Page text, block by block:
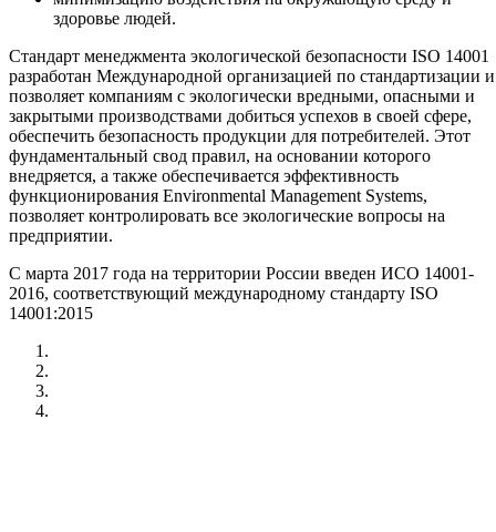
здоровье людей.
Стандарт менеджмента экологической безопасности ISO 14001
разработан Международной организацией по стандартизации и
позволяет компаниям с экологически вредными, опасными и
закрытыми производствами добиться успехов в своей сфере,
обеспечить безопасность продукции для потребителей. Этот
фундаментальный свод правил, на основании которого
внедряется, а также обеспечивается эффективность
функционирования Environmental Management Systems,
позволяет контролировать все экологические вопросы на
предприятии.
С марта 2017 года на территории России введен ИСО 14001-
2016, соответствующий международному стандарту ISO
14001:2015